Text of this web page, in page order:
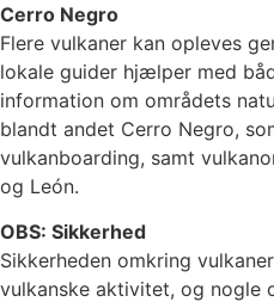
Cerro Negro
Flere vulkaner kan opleves
lokale guider hjælper med
information om områdets
blandt andet Cerro Negro,
vulkanboarding, samt
og León.
OBS: Sikkerhed
Sikkerheden omkring
vulkanske aktivitet, og nogle